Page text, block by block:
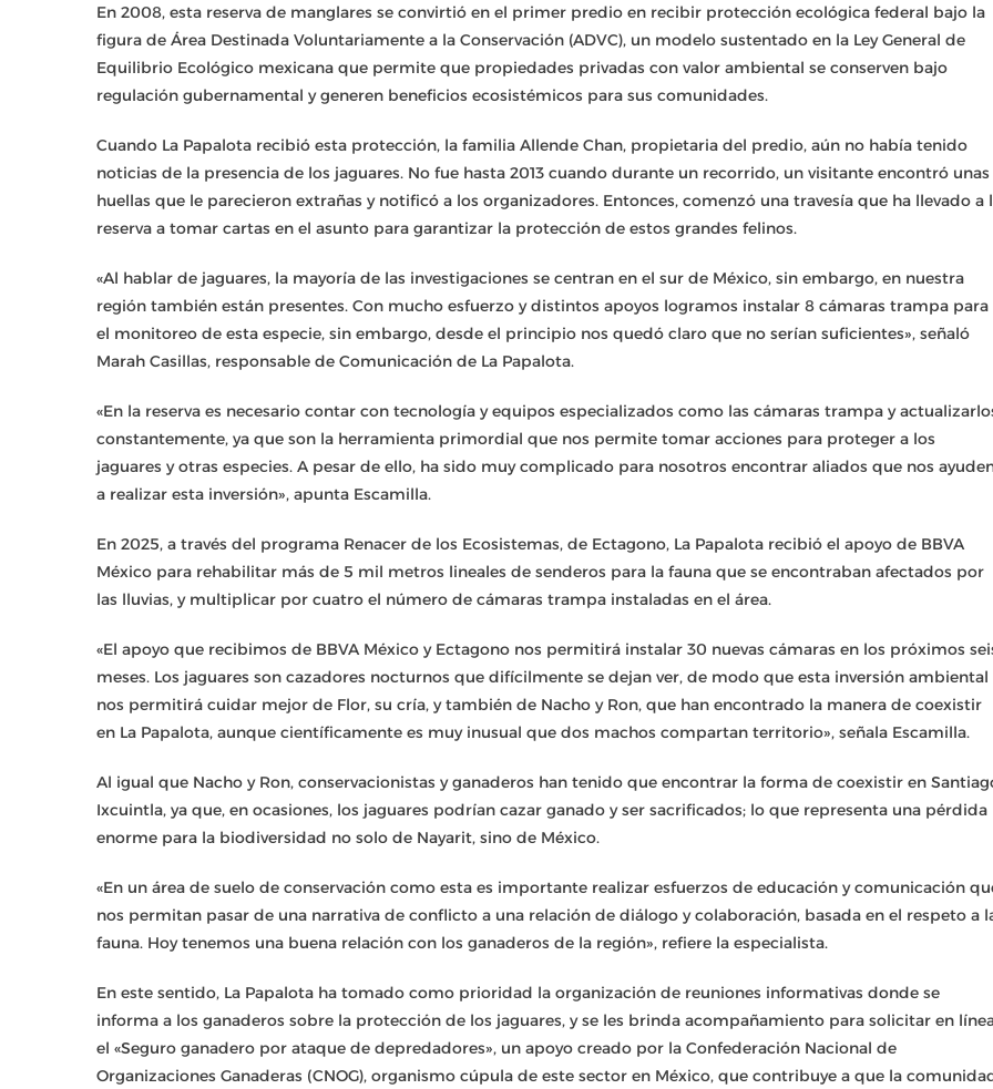
En 2008, esta reserva de manglares se convirtió en el primer predio en recibir protección ecológica federal bajo la
figura de Área Destinada Voluntariamente a la Conservación (ADVC), un modelo sustentado en la Ley General de
Equilibrio Ecológico mexicana que permite que propiedades privadas con valor ambiental se conserven bajo
regulación gubernamental y generen beneficios ecosistémicos para sus comunidades.
Cuando La Papalota recibió esta protección, la familia Allende Chan, propietaria del predio, aún no había tenido
noticias de la presencia de los jaguares. No fue hasta 2013 cuando durante un recorrido, un visitante encontró unas
huellas que le parecieron extrañas y notificó a los organizadores. Entonces, comenzó una travesía que ha llevado a
reserva a tomar cartas en el asunto para garantizar la protección de estos grandes felinos.
«Al hablar de jaguares, la mayoría de las investigaciones se centran en el sur de México, sin embargo, en nuestra
región también están presentes. Con mucho esfuerzo y distintos apoyos logramos instalar 8 cámaras trampa para
el monitoreo de esta especie, sin embargo, desde el principio nos quedó claro que no serían suficientes», señaló
Marah Casillas, responsable de Comunicación de La Papalota.
«En la reserva es necesario contar con tecnología y equipos especializados como las cámaras trampa y
constantemente, ya que son la herramienta primordial que nos permite tomar acciones para proteger a los
jaguares y otras especies. A pesar de ello, ha sido muy complicado para nosotros encontrar aliados que nos
a realizar esta inversión», apunta Escamilla.
En 2025, a través del programa Renacer de los Ecosistemas, de Ectagono, La Papalota recibió el apoyo de BBVA
México para rehabilitar más de 5 mil metros lineales de senderos para la fauna que se encontraban afectados por
las lluvias, y multiplicar por cuatro el número de cámaras trampa instaladas en el área.
«El apoyo que recibimos de BBVA México y Ectagono nos permitirá instalar 30 nuevas cámaras en los próximos
meses. Los jaguares son cazadores nocturnos que difícilmente se dejan ver, de modo que esta inversión ambiental
nos permitirá cuidar mejor de Flor, su cría, y también de Nacho y Ron, que han encontrado la manera de coexistir
en La Papalota, aunque científicamente es muy inusual que dos machos compartan territorio», señala Escamilla.
Al igual que Nacho y Ron, conservacionistas y ganaderos han tenido que encontrar la forma de coexistir en
Ixcuintla, ya que, en ocasiones, los jaguares podrían cazar ganado y ser sacrificados; lo que representa una pérdida
enorme para la biodiversidad no solo de Nayarit, sino de México.
«En un área de suelo de conservación como esta es importante realizar esfuerzos de educación y comunicación
nos permitan pasar de una narrativa de conflicto a una relación de diálogo y colaboración, basada en el respeto a
fauna. Hoy tenemos una buena relación con los ganaderos de la región», refiere la especialista.
En este sentido, La Papalota ha tomado como prioridad la organización de reuniones informativas donde se
informa a los ganaderos sobre la protección de los jaguares, y se les brinda acompañamiento para solicitar en
el «Seguro ganadero por ataque de depredadores», un apoyo creado por la Confederación Nacional de
Organizaciones Ganaderas (CNOG), organismo cúpula de este sector en México, que contribuye a que la